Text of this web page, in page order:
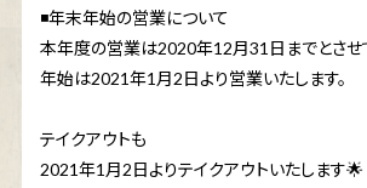
◾️年末年始の営業について
本年度の営業は2020年12月31日までとさせ
年始は2021年1月2日より営業いたします。
テイクアウトも
2021年1月2日よりテイクアウトいたします🌟